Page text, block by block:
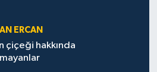
ERCAN
çiçeği hakkında